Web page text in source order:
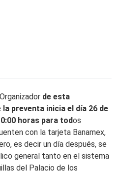
de esta
preventa inicia el día 26 de
horas para todos
con la tarjeta Banamex,
es decir un día después, se
general tanto en el sistema
del Palacio de los